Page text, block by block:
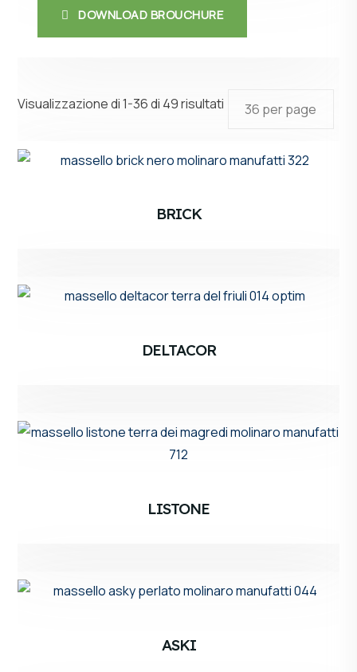
DOWNLOAD BROUCHURE
Visualizzazione di 1-36 di 49 risultati
BRICK
DELTACOR
LISTONE
ASKI